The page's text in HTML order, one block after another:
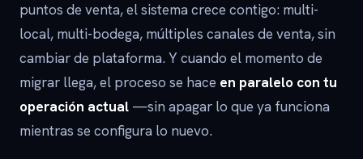
puntos de venta, el sistema crece contigo: multi-
local, multi-bodega, múltiples canales de venta, sin
cambiar de plataforma. Y cuando el momento de
migrar llega, el proceso se hace en paralelo con tu
operación actual —sin apagar lo que ya funciona
mientras se configura lo nuevo.